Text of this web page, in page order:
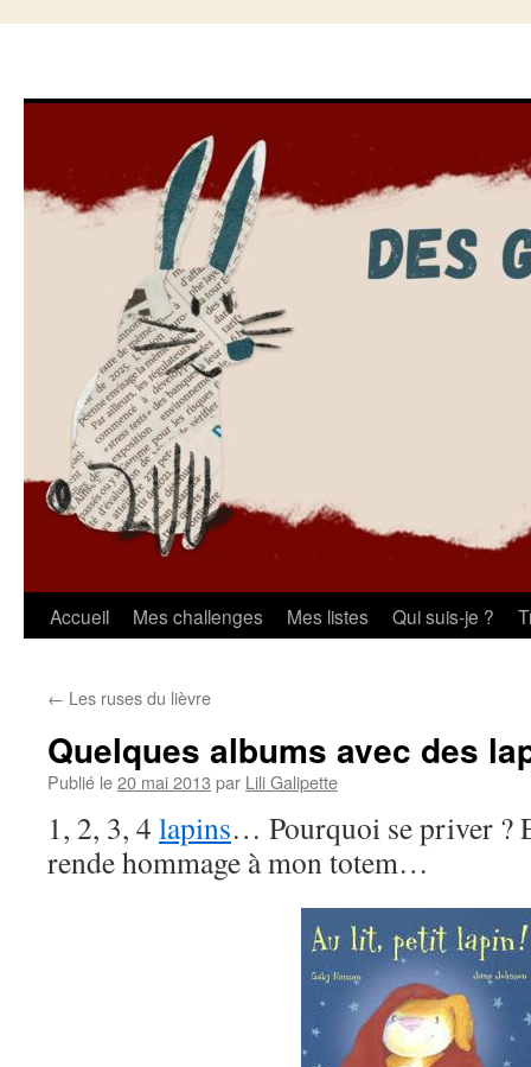
Aller
contenu
Accueil Mes challenges Mes listes Qui suis-je ?
← Les ruses du lièvre
Quelques albums avec des
Publié le20 mai 2013 par Lili Galipette
1, 2, 3, 4 lapins… Pourquoi se priver ?
rende hommage à mon totem…